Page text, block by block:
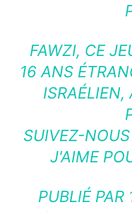
FAWZI, CE
16 ANS
ISRAÉLIEN,
SUIVEZ-
J'AIME
PUBLIÉ PAR